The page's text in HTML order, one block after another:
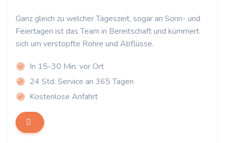
Ganz gleich zu welcher Tageszeit, sogar an Sonn- und
Feiertagen ist das Team in Bereitschaft und kümmert
sich um verstopfte Rohre und Abflüsse.
In 15-30 Min. vor Ort
24 Std. Service an 365 Tagen
Kostenlose Anfahrt